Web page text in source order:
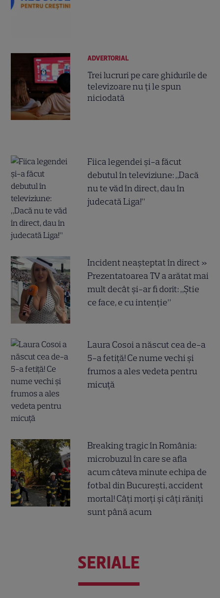
ADVERTORIAL
Trei lucruri pe care ghidurile de
televizoare nu ți le spun
niciodată
Fiica legendei și-a făcut
debutul în televiziune: „Dacă
nu te văd în direct, dau în
judecată Liga!”
Incident neașteptat în direct »
Prezentatoarea TV a arătat mai
mult decât și-ar fi dorit: „Știe
ce face, e cu intenție”
Laura Cosoi a născut cea de-a
5-a fetiță! Ce nume vechi și
frumos a ales vedeta pentru
micuță
Breaking tragic în România:
microbuzul în care se afla
acum câteva minute echipa de
fotbal din București, accident
mortal! Câți morți și câți răniți
sunt până acum
SERIALE